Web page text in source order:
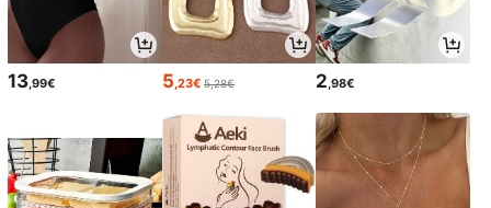
13,99€ 5,23€ 5,28€ 2,98€